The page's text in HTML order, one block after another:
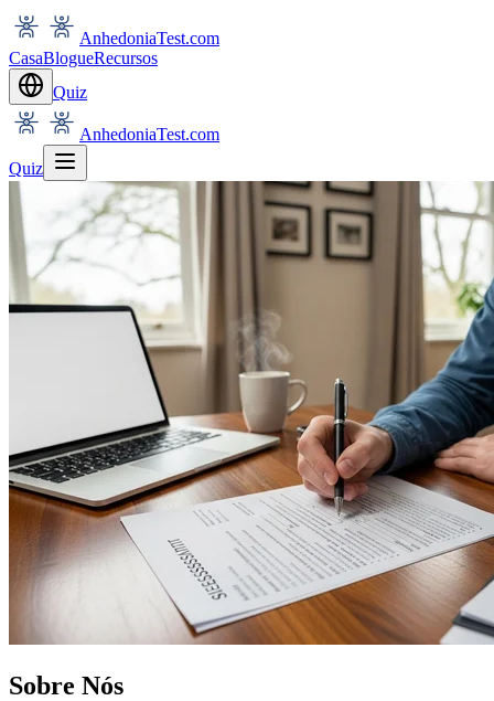
AnhedoniaTest.com
CasaBlogueRecursos
Quiz
AnhedoniaTest.com
Quiz
Sobre Nós